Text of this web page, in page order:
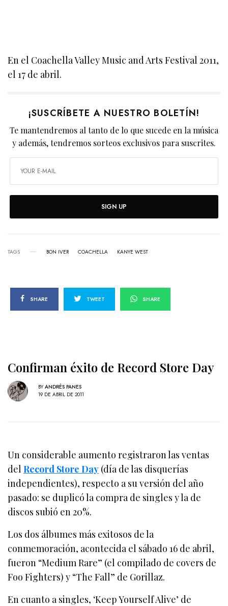
En el Coachella Valley Music and Arts Festival 2011,
el 17 de abril.
¡SUSCRÍBETE A NUESTRO BOLETÍN!
Te mantendremos al tanto de lo que sucede en la música
y además, tendremos sorteos exclusivos para suscrites.
SIGN UP
TAGS BON IVER COACHELLA KANYE WEST
SHARE TWEET SHARE
Confirman éxito de Record Store Day
BY ANDRÉS PANES
19 DE ABRIL DE 2011
Un considerable aumento registraron las ventas
delRecord Store Day (día de las disquerías
independientes), respecto a su versión del año
pasado: se duplicó la compra de singles y la de
discos subió en 20%.
Los dos álbumes más exitosos de la
conmemoración, acontecida el sábado 16 de abril,
fueron “Medium Rare” (el compilado de covers de
Foo Fighters) y “The Fall” de Gorillaz.
En cuanto a singles, ‘Keep Yourself Alive’ de